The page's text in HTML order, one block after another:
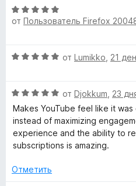
d
V
i
d
5
о
н
и
н
е
н
и
з
5
О
ц
е
н
а
5
и
з
от Пользователь Firefox
О
н
е
н
о
н
5
от Lumikko 21
О
ц
е
н
е
о
от Djokkum 23
Makes YouTube feel like it
instead of maximizing
experience and the ability to
subscriptions is amazing.
Отметить